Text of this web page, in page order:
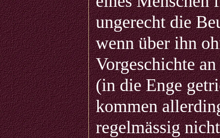
ungerecht die
wenn über ihn
Vorgeschichte
(in die Enge
kommen
regelmässig